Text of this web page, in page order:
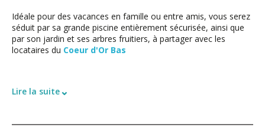
Idéale pour des vacances en famille ou entre amis, vous serez
séduit par sa grande piscine entièrement sécurisée, ainsi que
par son jardin et ses arbres fruitiers, à partager avec les
locataires du Coeur d'Or Bas
Lire la suite⌄